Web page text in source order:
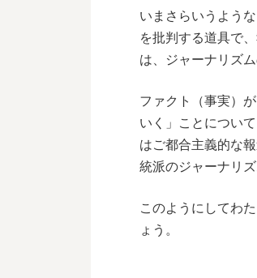
いまさらいうよう
を批判する道具で
は、ジャーナリズ
ファクト（事実）
いく」ことについ
はご都合主義的な
統派のジャーナリ
このようにしてわ
ょう。